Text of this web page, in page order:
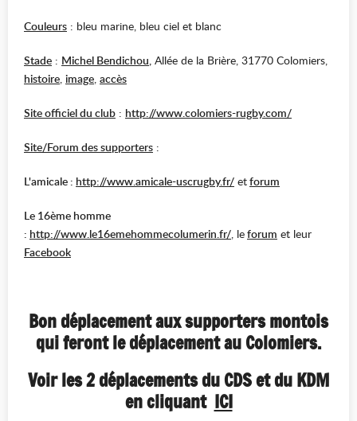
Couleurs : bleu marine, bleu ciel et blanc
Stade : Michel Bendichou, Allée de la Brière, 31770 Colomiers,
histoire, image, accès
Site officiel du club : http://www.colomiers-rugby.com/
Site/Forum des supporters :
L'amicale : http://www.amicale-uscrugby.fr/ etforum
Le 16ème homme
: http://www.le16emehommecolumerin.fr/, leforum et leur
Facebook
Bon déplacement aux supporters montois
qui feront le déplacement au Colomiers.
Voir les 2 déplacements du CDS et du KDM
en cliquant ICI